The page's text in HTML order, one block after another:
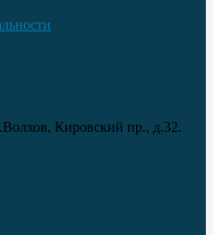
Кировский пр., д.32.